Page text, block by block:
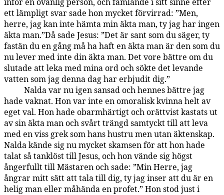
ett lämpligt svar sade hon mycket förvirrad: ”Men,
herre, jag kan inte hämta min äkta man, ty jag har ingen
äkta man.”Då sade Jesus: ”Det är sant som du säger, ty
fastän du en gång må ha haft en äkta man är den som du
nu lever med inte din äkta man. Det vore bättre om du
slutade att leka med mina ord och sökte det levande
vatten som jag denna dag har erbjudit dig.”
Nalda var nu igen sansad och hennes bättre jag
hade vaknat. Hon var inte en omoralisk kvinna helt av
eget val. Hon hade obarmhärtigt och orättvist kastats ut
av sin äkta man och svårt trängd samtyckt till att leva
med en viss grek som hans hustru men utan äktenskap.
Nalda kände sig nu mycket skamsen för att hon hade
talat så tanklöst till Jesus, och hon vände sig högst
ångerfullt till Mästaren och sade: ”Min Herre, jag
ångrar mitt sätt att tala till dig, ty jag inser att du är en
helig man eller måhända en profet.” Hon stod just i